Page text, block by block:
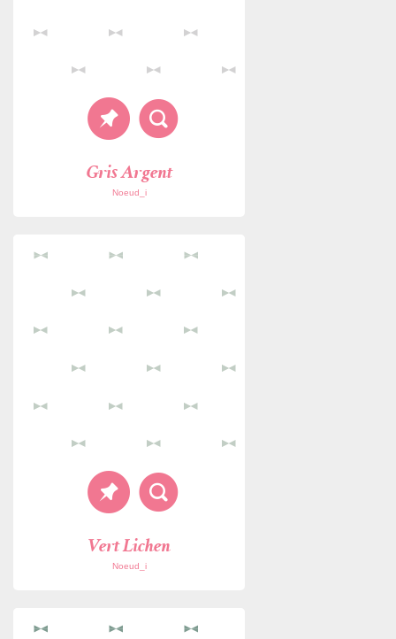
Gris Argent
Noeud_i
Vert Lichen
Noeud_i